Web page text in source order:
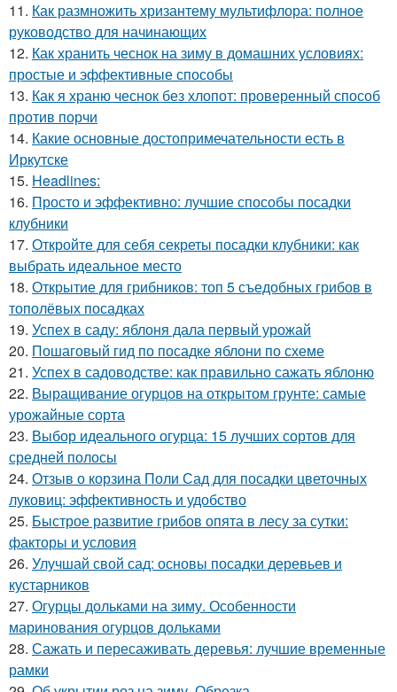
11. Как размножить хризантему мультифлора: полное
руководство для начинающих
12. Как хранить чеснок на зиму в домашних условиях:
простые и эффективные способы
13. Как я храню чеснок без хлопот: проверенный способ
против порчи
14. Какие основные достопримечательности есть в
Иркутске
15. Headlines:
16. Просто и эффективно: лучшие способы посадки
клубники
17. Откройте для себя секреты посадки клубники: как
выбрать идеальное место
18. Открытие для грибников: топ 5 съедобных грибов в
тополёвых посадках
19. Успех в саду: яблоня дала первый урожай
20. Пошаговый гид по посадке яблони по схеме
21. Успех в садоводстве: как правильно сажать яблоню
22. Выращивание огурцов на открытом грунте: самые
урожайные сорта
23. Выбор идеального огурца: 15 лучших сортов для
средней полосы
24. Отзыв о корзина Поли Сад для посадки цветочных
луковиц: эффективность и удобство
25. Быстрое развитие грибов опята в лесу за сутки:
факторы и условия
26. Улучшай свой сад: основы посадки деревьев и
кустарников
27. Огурцы дольками на зиму. Особенности
маринования огурцов дольками
28. Сажать и пересаживать деревья: лучшие временные
рамки